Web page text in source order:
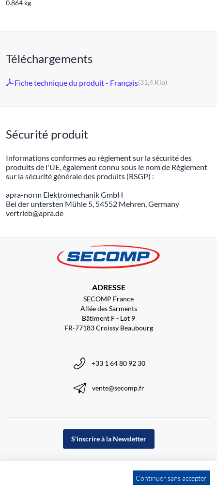
0.864 kg
Téléchargements
Fiche technique du produit - Français(31,4 Kio)
Sécurité produit
Informations conformes au règlement sur la sécurité des
produits de l'UE, également connu sous le nom de Règlement
sur la sécurité générale des produits (RSGP) :
apra-norm Elektromechanik GmbH
Bei der untersten Mühle 5, 54552 Mehren, Germany
vertrieb@apra.de
ADRESSE
SECOMP France
Allée des Sarments
Bâtiment F - Lot 9
FR-77183 Croissy Beaubourg
+33 1 64 80 92 30
vente@secomp.fr
S'inscrire à la Newsletter
Continuer sans accepter